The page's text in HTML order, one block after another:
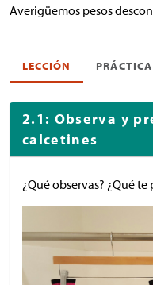
Averigüemos pesos
LECCIÓN PRÁCTICA
2.1: Observa y
calcetines
¿Qué observas? ¿Qué te